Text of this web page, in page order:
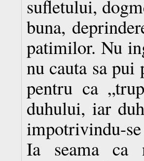
sufletului,
buna,
patimilor. Nu
nu cauta sa pui
pentru ca
duhului, iar
impotrivindu-
Ia seama ca